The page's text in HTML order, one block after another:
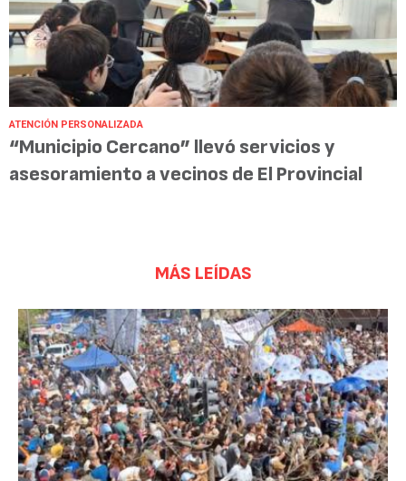
ATENCIÓN PERSONALIZADA
“Municipio Cercano” llevó servicios y
asesoramiento a vecinos de El Provincial
MÁS LEÍDAS